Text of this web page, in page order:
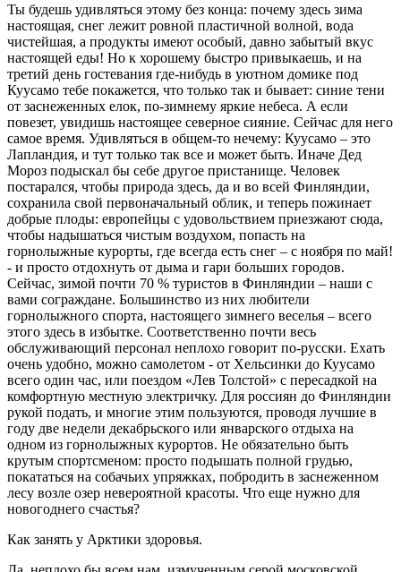
Ты будешь удивляться этому без конца: почему здесь зима
настоящая, снег лежит ровной пластичной волной, вода
чистейшая, а продукты имеют особый, давно забытый вкус
настоящей еды! Но к хорошему быстро привыкаешь, и на
третий день гостевания где-нибудь в уютном домике под
Куусамо тебе покажется, что только так и бывает: синие тени
от заснеженных елок, по-зимнему яркие небеса. А если
повезет, увидишь настоящее северное сияние. Сейчас для него
самое время. Удивляться в общем-то нечему: Куусамо – это
Лапландия, и тут только так все и может быть. Иначе Дед
Мороз подыскал бы себе другое пристанище. Человек
постарался, чтобы природа здесь, да и во всей Финляндии,
сохранила свой первоначальный облик, и теперь пожинает
добрые плоды: европейцы с удовольствием приезжают сюда,
чтобы надышаться чистым воздухом, попасть на
горнолыжные курорты, где всегда есть снег – с ноября по май!
- и просто отдохнуть от дыма и гари больших городов.
Сейчас, зимой почти 70 % туристов в Финляндии – наши с
вами сограждане. Большинство из них любители
горнолыжного спорта, настоящего зимнего веселья – всего
этого здесь в избытке. Соответственно почти весь
обслуживающий персонал неплохо говорит по-русски. Ехать
очень удобно, можно самолетом - от Хельсинки до Куусамо
всего один час, или поездом «Лев Толстой» с пересадкой на
комфортную местную электричку. Для россиян до Финляндии
рукой подать, и многие этим пользуются, проводя лучшие в
году две недели декабрьского или январского отдыха на
одном из горнолыжных курортов. Не обязательно быть
крутым спортсменом: просто подышать полной грудью,
покататься на собачьих упряжках, побродить в заснеженном
лесу возле озер невероятной красоты. Что еще нужно для
новогоднего счастья?
Как занять у Арктики здоровья.